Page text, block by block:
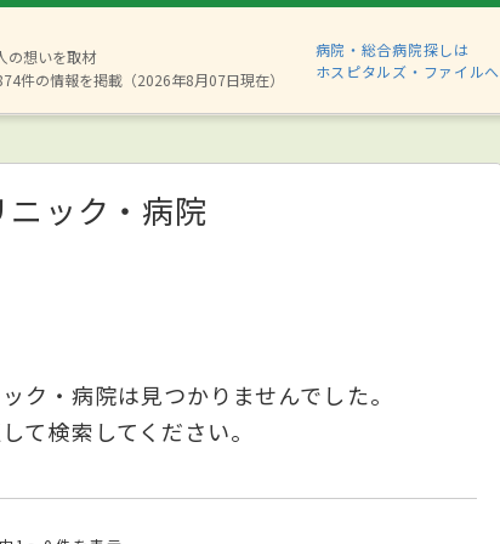
の想いを取材
件の情報を掲載（2026年8月07日現在）
病院・総合病院探しは
ホスピタルズ・ファイルへ
ニック・病院
ク・病院は見つかりませんでした。
て検索してください。